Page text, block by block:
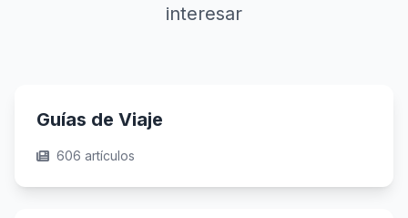
interesar
Guías de Viaje
606 artículos